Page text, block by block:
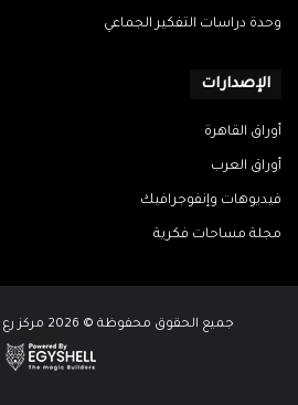
وحدة دراسات التفكير الجماعي
الإصدارات
أوراق القاهرة
أوراق العرب
فيديوهات وإنفوجرافيك
مجلة مساحات فكرية
جميع الحقوق محفوظة © 2026 مركز رع للدراسات الاستراتيجية